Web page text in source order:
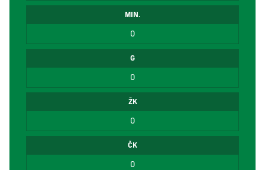
MIN.
0
G
0
ŽK
0
ČK
0